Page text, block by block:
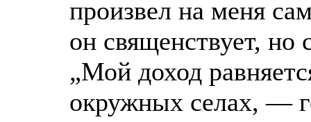
произвел на меня
он священствует, но
„Мой доход
окружных селах, —